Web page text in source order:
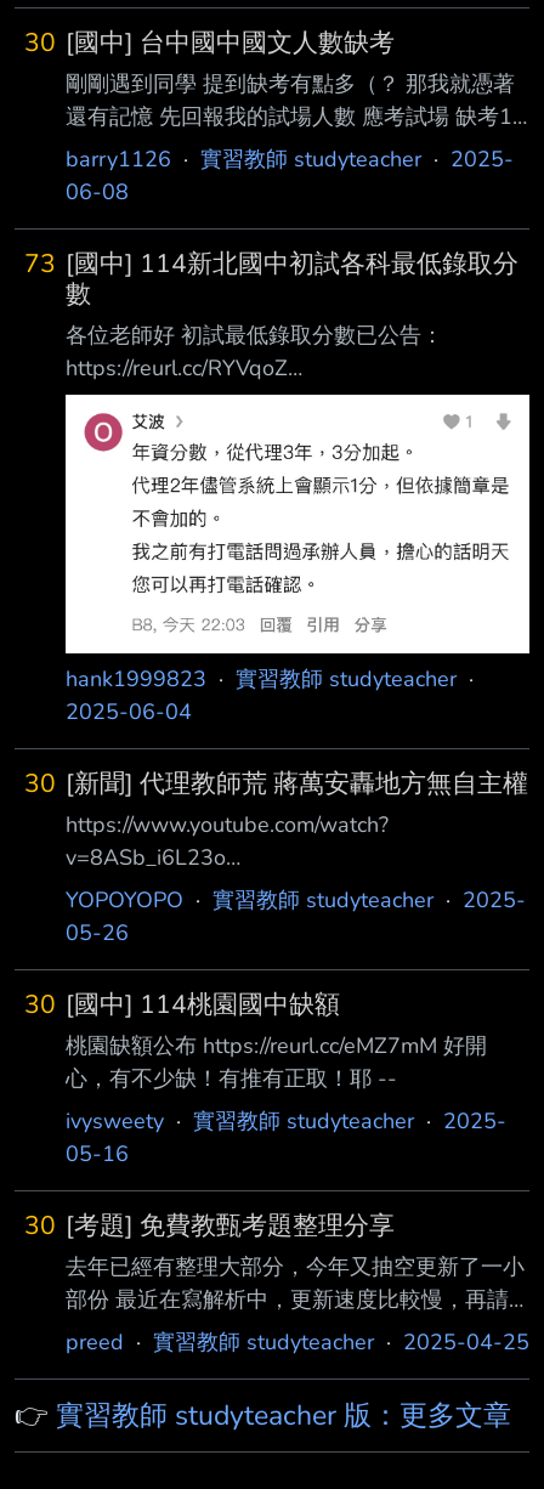
30 [國中] 台中國中國文人數缺考
剛剛遇到同學 提到缺考有點多（？ 那我就憑著
還有記憶 先回報我的試場人數 應考試場 缺考10
個 --
barry1126 · 實習教師 studyteacher· 2025-
06-08
73 [國中] 114新北國中初試各科最低錄取分
數
各位老師好 初試最低錄取分數已公告：
https://reurl.cc/RYVqoZ
https://meee.com.tw/nTsd9QV
https://meee.com.tw/2zSJYei 祝進複試的老師順
利！ --
hank1999823 · 實習教師 studyteacher·
2025-06-04
30 [新聞] 代理教師荒 蔣萬安轟地方無自主權
https://www.youtube.com/watch?
v=8ASb_i6L23o
https://www.chinatimes.com/newspapers/2025
0526000466-260107?chdtv 代理教師荒 蔣萬
聘3年 2025/05/26 中國時報 徐佑昇 台北市近3
年陷入代理教師荒，根據北市教育局統計，有學
校招聘高達45次才徵到代理教 師。台北市長蔣
萬安批評，中央規定代理教師最多只能連續聘用
3年，地方政府完全沒自 主權，台灣教育有「
YOPOYOPO · 實習教師 studyteacher· 2025-
05-26
30 [國中] 114桃園國中缺額
桃園缺額公布 https://reurl.cc/eMZ7mM 好開
心，有不少缺！有推有正取！耶 --
ivysweety · 實習教師 studyteacher· 2025-
05-16
30 [考題] 免費教甄考題整理分享
去年已經有整理大部分，今年又抽空更新了一小
部份 最近在寫解析中，更新速度比較慢，再請
包涵 https://preedhd.com/teacher/ 各位未來的
協助你上榜。 預祝各位老師順利上岸。 --
preed · 實習教師 studyteacher· 2025-04-25
👉 實習教師 studyteacher 版：更多文章